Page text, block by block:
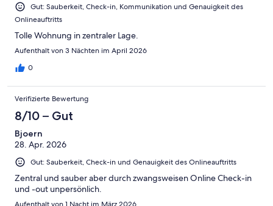
Gut: Sauberkeit, Check-in, Kommunikation und Genauigkeit des
Onlineauftritts
Tolle Wohnung in zentraler Lage.
Aufenthalt von 3 Nächten im April 2026
0
Verifizierte Bewertung
8/10 – Gut
Bjoern
28. Apr. 2026
Gut: Sauberkeit, Check-in und Genauigkeit des Onlineauftritts
Zentral und sauber aber durch zwangsweisen Online Check-in
und -out unpersönlich.